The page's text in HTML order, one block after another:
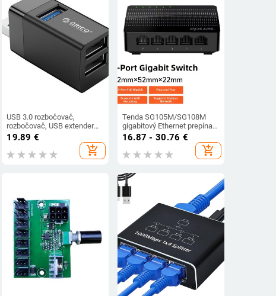
USB 3.0 rozbočovač,
rozbočovač, USB extender
pre notebook, kompaktný,
viacrozhranný, dropshipping
19.89 €
add_shopping_cart
Tenda SG105M/SG108M
gigabitový Ethernet prepínač,
5/8-portový
16.87 - 30.76 €
add_shopping_cart